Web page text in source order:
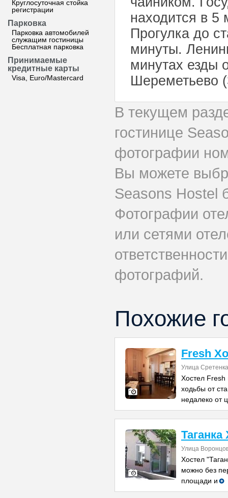
Круглосуточная стойка
регистрации
Парковка
Парковка автомобилей
служащим гостиницы
Бесплатная парковка
Принимаемые
кредитные карты
Visa, Euro/Mastercard
находится в 5
Прогулка до
минуты.
минутах езды
Шереметьево
В текущем
гостинице
фотографии
Вы можете
Seasons Hostel
Фотографии
или сетями
фотографий.
Похожие
Fresh
Улица
Хостел Fresh
ходьбы от
недалеко от
Улица
Хостел
можно без
площади и